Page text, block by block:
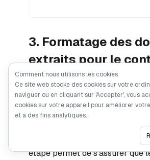
3. Formatage des
extraits pour le
Après avoir extrait les
nous devons formater les
contexte structuré qui peut
efficacement dans les
étape permet de s'assurer que
Comment nous utilisons les cookies
Ce site web stocke des cookies sur votre
naviguer ou en cliquant sur 'Accepter', vous
cookies sur votre appareil pour améliorer
et à des fins analytiques.